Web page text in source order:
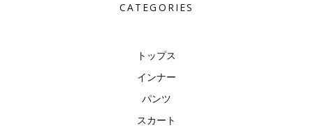
CATEGORIES
トップス
インナー
パンツ
スカート